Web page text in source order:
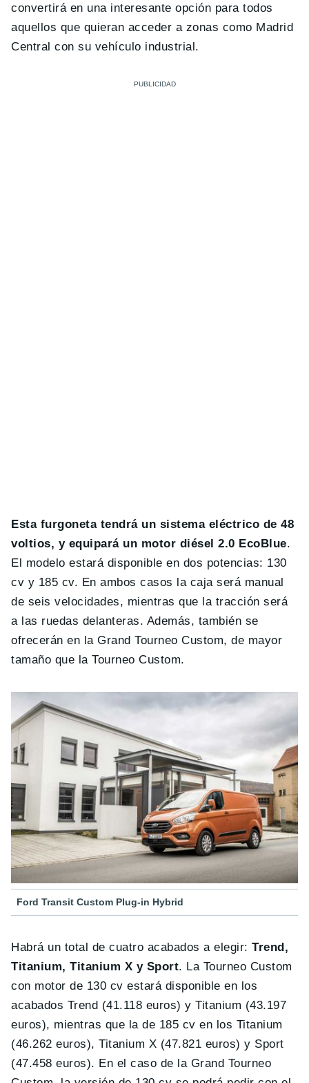
convertirá en una interesante opción para todos
aquellos que quieran acceder a zonas como Madrid
Central con su vehículo industrial.
Esta furgoneta tendrá un sistema eléctrico de 48
voltios, y equipará un motor diésel 2.0 EcoBlue.
El modelo estará disponible en dos potencias: 130
cv y 185 cv. En ambos casos la caja será manual
de seis velocidades, mientras que la tracción será
a las ruedas delanteras. Además, también se
ofrecerán en la Grand Tourneo Custom, de mayor
tamaño que la Tourneo Custom.
Ford Transit Custom Plug-in Hybrid
Habrá un total de cuatro acabados a elegir:Trend,
Titanium, Titanium X y Sport. La Tourneo Custom
con motor de 130 cv estará disponible en los
acabados Trend (41.118 euros) y Titanium (43.197
euros), mientras que la de 185 cv en los Titanium
(46.262 euros), Titanium X (47.821 euros) y Sport
(47.458 euros). En el caso de la Grand Tourneo